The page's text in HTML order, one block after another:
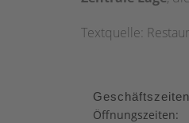
Textquelle:
Geschäftszeiten
Öffnungszeiten: